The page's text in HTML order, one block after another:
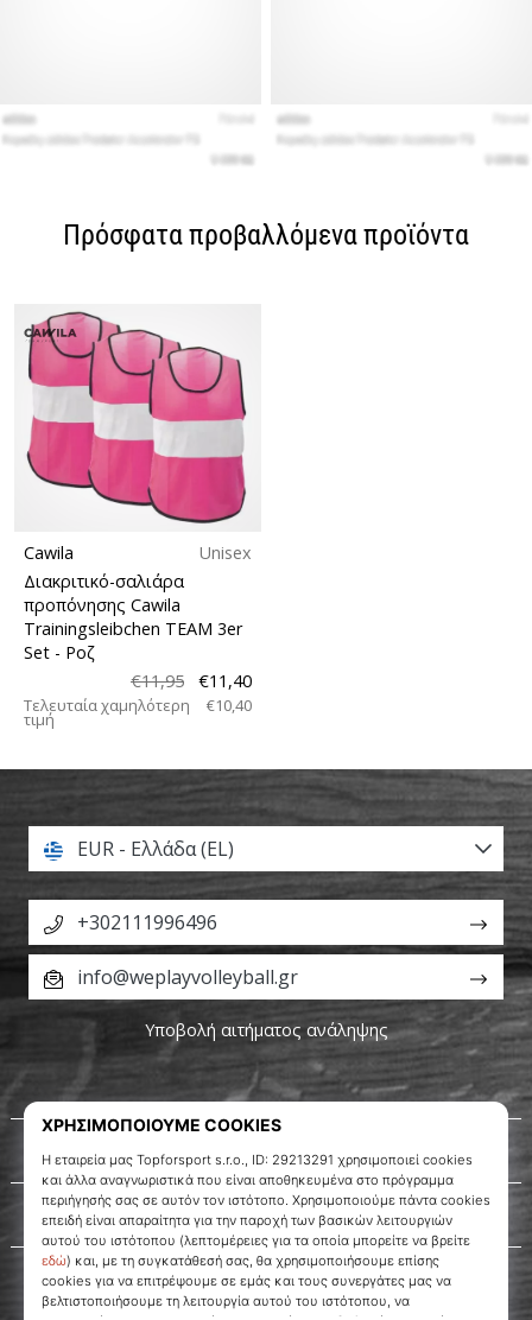
Πρόσφατα προβαλλόμενα προϊόντα
Cawila
Unisex
Διακριτικό-σαλιάρα
προπόνησης Cawila
Trainingsleibchen TEAM 3er
Set - Ροζ
€11,95
€11,40
Τελευταία χαμηλότερη
τιμή
€10,40
Σχετικά μ' εμάς
Εξυπηρέτηση πελατών
EUR - Ελλάδα (EL)
+302111996496
info@weplayvolleyball.gr
Υποβολή αιτήματος ανάληψης